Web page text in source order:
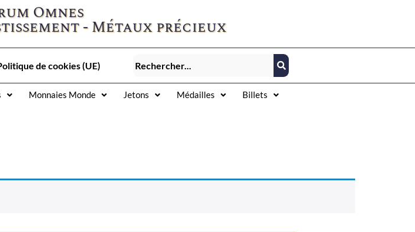
Omnes
- Métaux précieux
de cookies (UE)
Monnaies Monde Jetons Médailles
Billets